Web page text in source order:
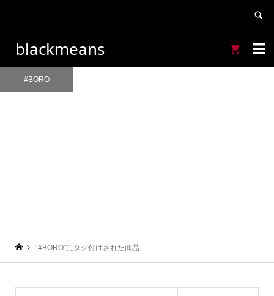

blackmeans 
#BORO
“#BORO”にタグ付けされた商品